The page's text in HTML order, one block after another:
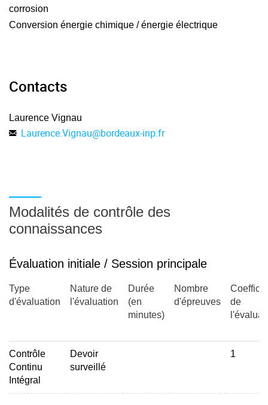
corrosion
Conversion énergie chimique / énergie électrique
Contacts
Laurence Vignau
Laurence.Vignau@bordeaux-inp.fr
Modalités de contrôle des
connaissances
Évaluation initiale / Session principale
Type
d'évaluation
Nature de
l'évaluation
Durée
(en
minutes)
Nombre
d'épreuves
de
Contrôle
Continu
Intégral
Devoir
surveillé
1